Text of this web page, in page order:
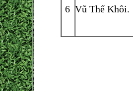
6 Vũ Thế Khôi.